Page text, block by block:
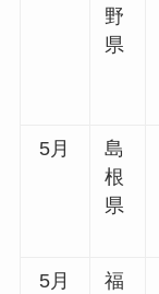
野
県
5月
島
根
県
5月
福